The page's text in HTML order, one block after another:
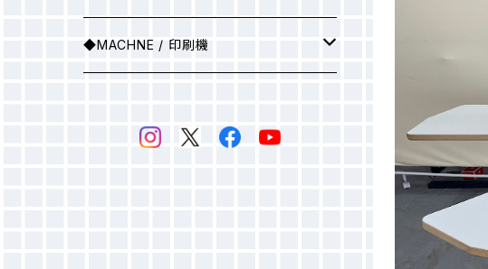
フィルム
▶ソフトバインダー（ホワイト）
スキージ
◆MACHNE / 印刷機